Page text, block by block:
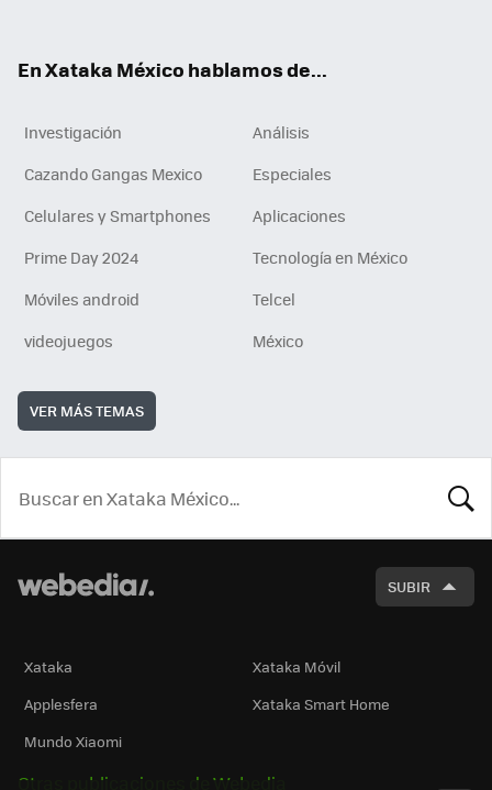
En Xataka México hablamos de...
Investigación
Análisis
Cazando Gangas Mexico
Especiales
Celulares y Smartphones
Aplicaciones
Prime Day 2024
Tecnología en México
Móviles android
Telcel
videojuegos
México
VER MÁS TEMAS
SUBIR
Xataka
Xataka Móvil
Applesfera
Xataka Smart Home
Mundo Xiaomi
Otras publicaciones de Webedia